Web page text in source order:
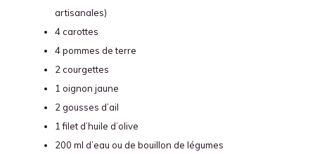
artisanales)
4 carottes
4 pommes de terre
2 courgettes
1 oignon jaune
2 gousses d’ail
1 filet d’huile d’olive
200 ml d’eau ou de bouillon de légumes